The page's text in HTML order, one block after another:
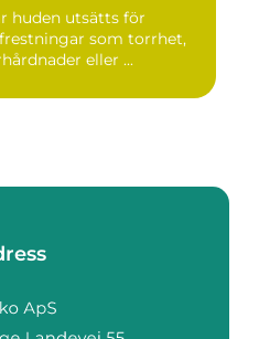
huden utsätts för
som torrhet,
eller ...